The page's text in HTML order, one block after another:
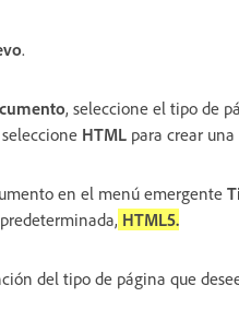
.
, seleccione el tipo de
HTML para crear
en el menú emergente
HTML5.
del tipo de página que